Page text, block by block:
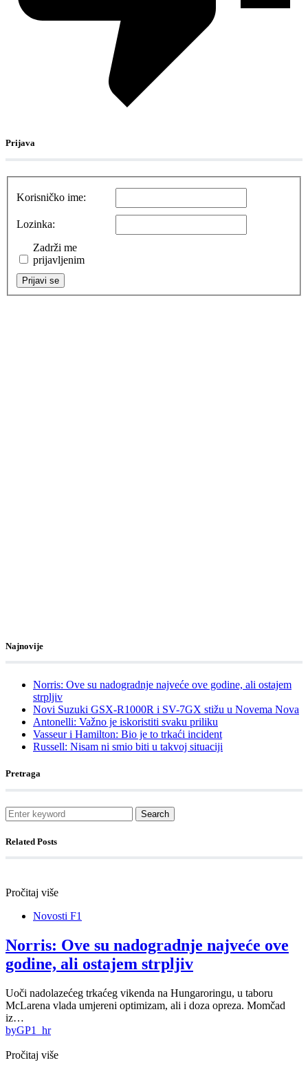
Prijava
Korisničko ime:
Lozinka:
Zadrži me
prijavljenim
Prijavi se
Najnovije
Norris: Ove su nadogradnje najveće ove godine, ali ostajem
strpljiv
Novi Suzuki GSX-R1000R i SV-7GX stižu u Novema Nova
Antonelli: Važno je iskoristiti svaku priliku
Vasseur i Hamilton: Bio je to trkaći incident
Russell: Nisam ni smio biti u takvoj situaciji
Pretraga
Search
Related Posts
Pročitaj više
Novosti F1
Norris: Ove su nadogradnje najveće ove
godine, ali ostajem strpljiv
Uoči nadolazećeg trkaćeg vikenda na Hungaroringu, u taboru
McLarena vlada umjereni optimizam, ali i doza opreza. Momčad
iz…
byGP1_hr
Pročitaj više